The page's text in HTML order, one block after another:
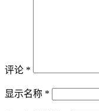
评论 *
显示名称 *